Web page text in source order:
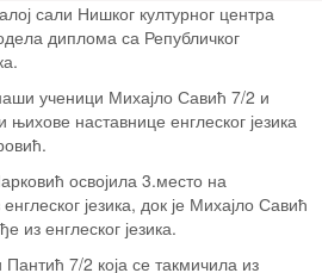
сали Нишког културног центра
диплома са Републичког
ученици Михајло Савић 7/2 и
наставнице енглеског језика
освојила 3.место на
језика, док је Михајло Савић
из енглеског језика.
7/2 која се такмичила из